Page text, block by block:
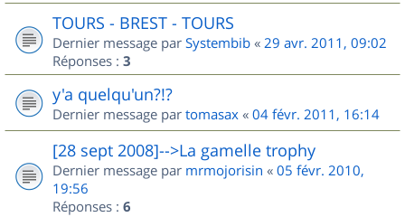
TOURS - BREST - TOURS
Dernier message par Systembib « 29 avr. 2011, 09:02
Réponses : 3
y'a quelqu'un?!?
Dernier message par tomasax « 04 févr. 2011, 16:14
[28 sept 2008]-->La gamelle trophy
Dernier message par mrmojorisin « 05 févr. 2010,
19:56
Réponses : 6